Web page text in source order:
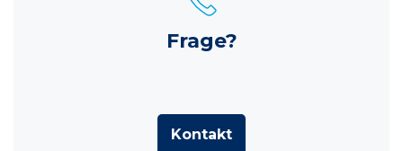
Frage?
Kontakt